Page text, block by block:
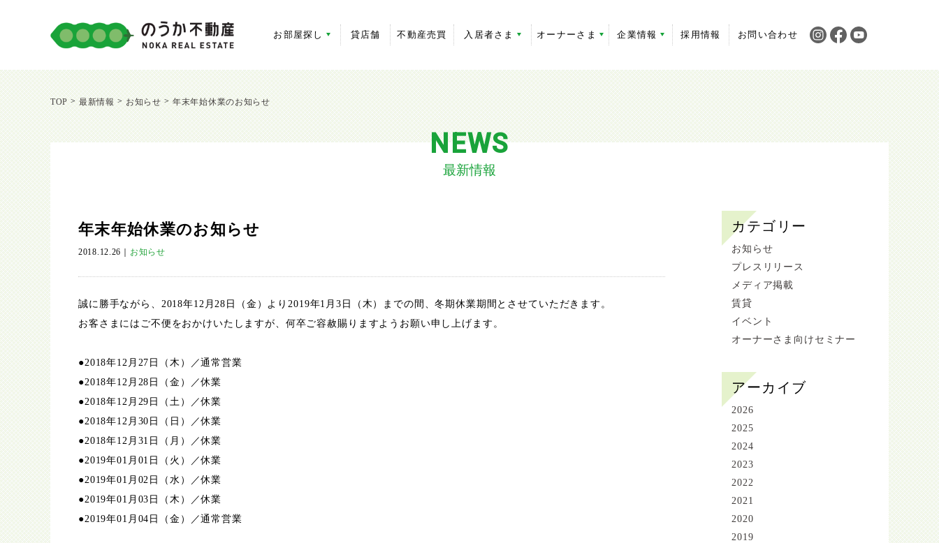
お部屋探し 貸店舗 不動産売買 入居者さま オーナーさま 企業情報 採用情報 お問い合わせ
TOP>最新情報>お知らせ>年末年始休業のお知らせ
NEWS
最新情報
年末年始休業のお知らせ
2018.12.26 お知らせ
誠に勝手ながら、2018年12月28日（金）より2019年1月3日（木）までの間、冬期休業期間とさせていただきます。
お客さまにはご不便をおかけいたしますが、何卒ご容赦賜りますようお願い申し上げます。
●2018年12月27日（木）／通常営業
●2018年12月28日（金）／休業
●2018年12月29日（土）／休業
●2018年12月30日（日）／休業
●2018年12月31日（月）／休業
●2019年01月01日（火）／休業
●2019年01月02日（水）／休業
●2019年01月03日（木）／休業
●2019年01月04日（金）／通常営業
カテゴリー
お知らせ
プレスリリース
メディア掲載
賃貸
イベント
オーナーさま向けセミナー
アーカイブ
2026
2025
2024
2023
2022
2021
2020
2019